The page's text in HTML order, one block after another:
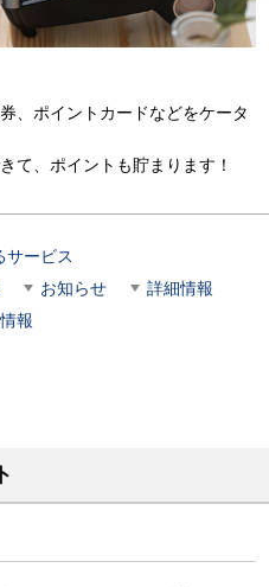
、ポイントカードなどをケータ
て、ポイントも貯まります！
サービス
お知らせ
詳細情報
報